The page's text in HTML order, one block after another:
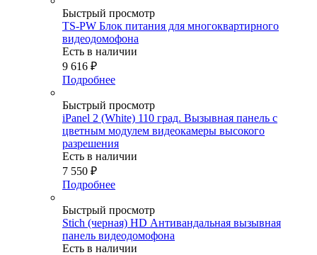
Быстрый просмотр
TS-PW Блок питания для многоквартирного
видеодомофона
Есть в наличии
9 616 ₽
Подробнее
Быстрый просмотр
iPanel 2 (White) 110 град. Вызывная панель с
цветным модулем видеокамеры высокого
разрешения
Есть в наличии
7 550 ₽
Подробнее
Быстрый просмотр
Stich (черная) HD Антивандальная вызывная
панель видеодомофона
Есть в наличии